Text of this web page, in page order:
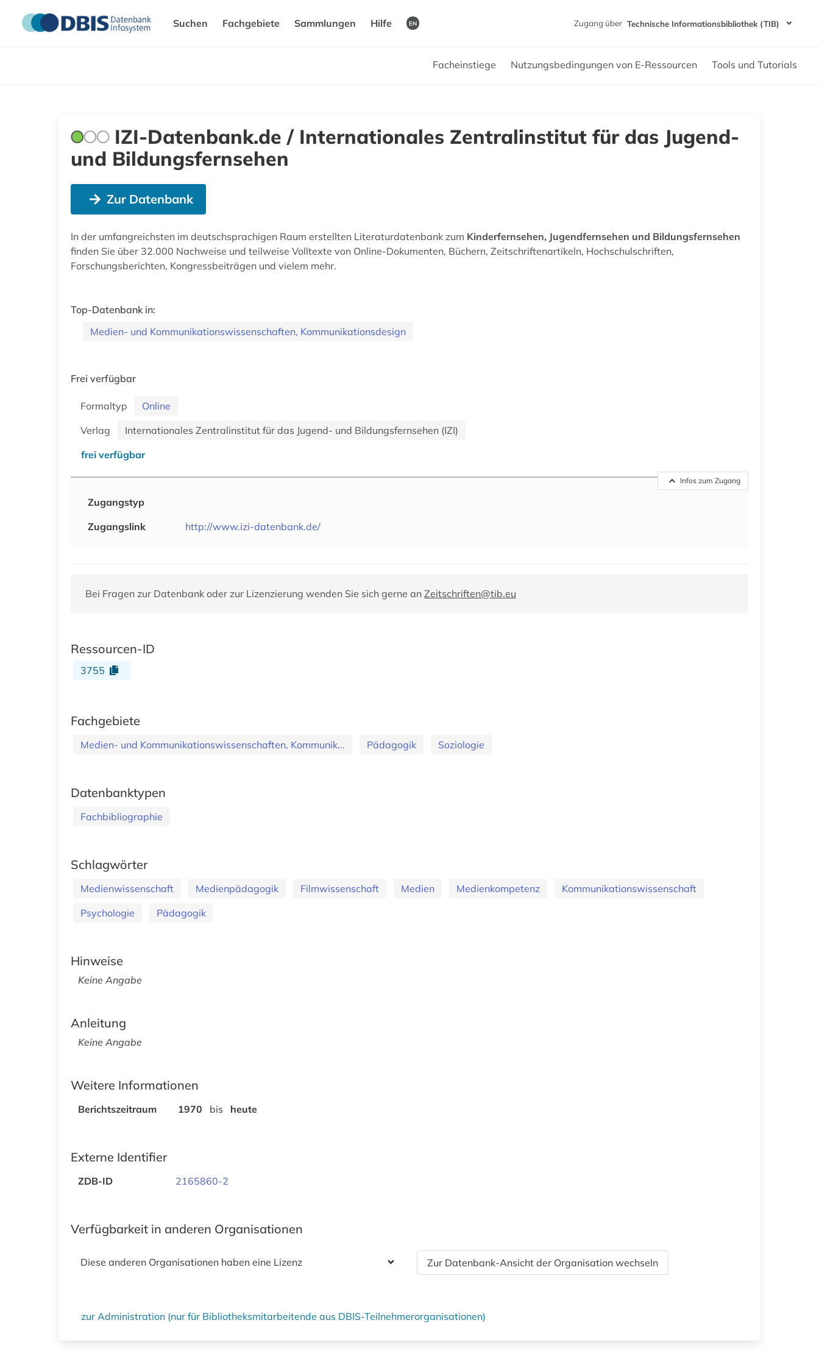
Suchen Fachgebiete Sammlungen Hilfe EN Zugang über Technische Informationsbibliothek (TIB)
Facheinstiege Nutzungsbedingungen von E-Ressourcen Tools und Tutorials
IZI-Datenbank.de / Internationales Zentralinstitut für das Jugend-
und Bildungsfernsehen
Zur Datenbank
In der umfangreichsten im deutschsprachigen Raum erstellten Literaturdatenbank zum Kinderfernsehen, Jugendfernsehen und Bildungsfernsehen
finden Sie über 32.000 Nachweise und teilweise Volltexte von Online-Dokumenten, Büchern, Zeitschriftenartikeln, Hochschulschriften,
Forschungsberichten, Kongressbeiträgen und vielem mehr.
Top-Datenbank in:
Medien- und Kommunikationswissenschaften, Kommunikationsdesign
Frei verfügbar
Formaltyp
Online
Verlag
Internationales Zentralinstitut für das Jugend- und Bildungsfernsehen (IZI)
frei verfügbar
Infos zum Zugang
Zugangstyp
Zugangslink
http://www.izi-datenbank.de/
Bei Fragen zur Datenbank oder zur Lizenzierung wenden Sie sich gerne an Zeitschriften@tib.eu
Ressourcen-ID
3755
Fachgebiete
Medien- und Kommunikationswissenschaften, Kommunik... Pädagogik Soziologie
Datenbanktypen
Fachbibliographie
Schlagwörter
Medienwissenschaft Medienpädagogik Filmwissenschaft Medien Medienkompetenz
Kommunikationswissenschaft
Psychologie
Pädagogik
Hinweise
Keine Angabe
Anleitung
Keine Angabe
Weitere Informationen
Berichtszeitraum 1970 bis heute
Externe Identifier
ZDB-ID 2165860-2
Verfügbarkeit in anderen Organisationen
Diese anderen Organisationen haben eine Lizenz Zur Datenbank-Ansicht der Organisation wechseln
zur Administration (nur für Bibliotheksmitarbeitende aus DBIS-Teilnehmerorganisationen)